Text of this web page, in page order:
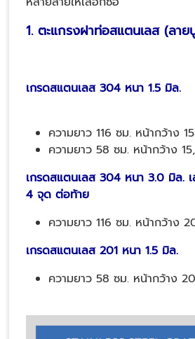
1. ตะแกรงฝาท่อสแตนเลส (ลา
เกรดสแตนเลส 304 หนา 1.5 มิล.
ความยาว 116 ซม. หน้ากว้าง
ความยาว 58 ซม. หน้ากว้าง
เกรดสแตนเลส 304 หนา 3.0 มิล. เ
4 จุด ต่อท้าย
ความยาว 116 ซม. หน้ากว้าง
เกรดสแตนเลส 201 หนา 1.5 มิล.
ความยาว 58 ซม. หน้ากว้าง